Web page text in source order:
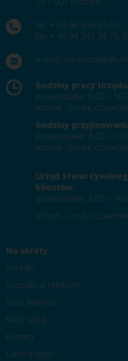
tel. + 48 94 348 86 00
fax + 48 94 342 24 78,
e-mail:
Godziny pracy
poniedziałek: 8.00 –
wtorek , środa,
Godziny
poniedziałek: 8.00 –
wtorek , środa,
Urząd Stanu
klientów:
poniedziałek: 8.00 –
wtorek , środa,
Na skróty
Kontakt
Koszalin w telefonie
Straż Miejska
Karty usług
Kamery
Galeria zdjęć